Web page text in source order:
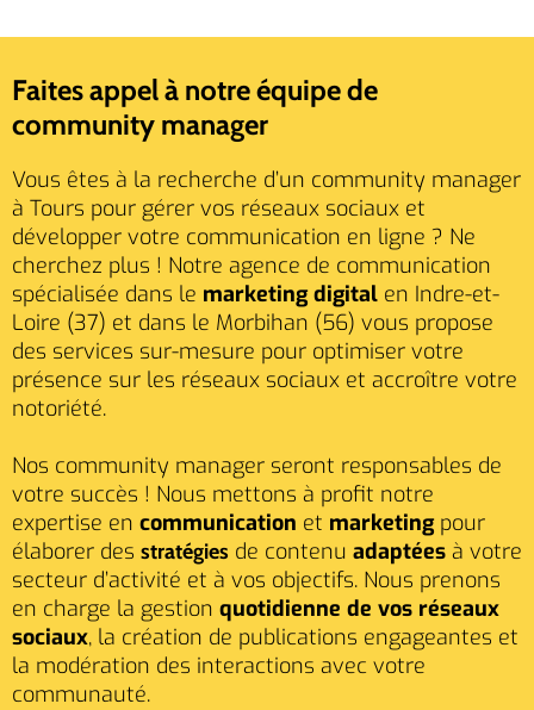
Faites appel à notre équipe de
community manager
Vous êtes à la recherche d’un community manager
à Tours pour gérer vos réseaux sociaux et
développer votre communication en ligne ? Ne
cherchez plus ! Notre agence de communication
spécialisée dans le marketing digital en Indre-et-
Loire (37) et dans le Morbihan (56) vous propose
des services sur-mesure pour optimiser votre
présence sur les réseaux sociaux et accroître votre
notoriété.
Nos community manager seront responsables de
votre succès ! Nous mettons à profit notre
expertise en communication et marketingpour
élaborer des stratégies de contenu adaptées à votre
secteur d’activité et à vos objectifs. Nous prenons
en charge la gestion quotidienne de vos réseaux
sociaux, la création de publications engageantes et
la modération des interactions avec votre
communauté.